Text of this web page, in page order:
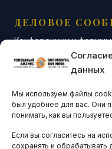
данных
Мы используем файлы
был удобнее для вас. Они
понимать, как вы
Если вы согласитесь на
сохранять и
ДЕЛОВОЕ
Конференции и форумы
Бизнес-клубы и
Остальные новости
АНАЛИТИКА И
ARTICLES IN